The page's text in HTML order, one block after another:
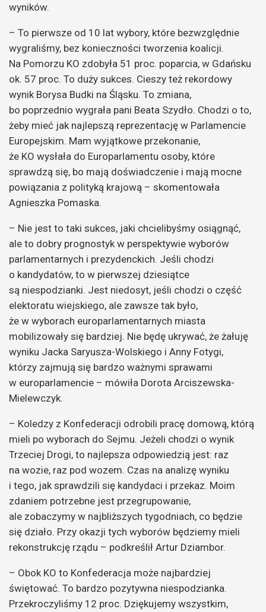
wyników.
– To pierwsze od 10 lat wybory, które bezwzględnie
wygraliśmy, bez konieczności tworzenia koalicji.
Na Pomorzu KO zdobyła 51 proc. poparcia, w Gdańsku
ok. 57 proc. To duży sukces. Cieszy też rekordowy
wynik Borysa Budki na Śląsku. To zmiana,
bo poprzednio wygrała pani Beata Szydło. Chodzi o to,
żeby mieć jak najlepszą reprezentację w Parlamencie
Europejskim. Mam wyjątkowe przekonanie,
że KO wysłała do Europarlamentu osoby, które
sprawdzą się, bo mają doświadczenie i mają mocne
powiązania z polityką krajową – skomentowała
Agnieszka Pomaska.
– Nie jest to taki sukces, jaki chcielibyśmy osiągnąć,
ale to dobry prognostyk w perspektywie wyborów
parlamentarnych i prezydenckich. Jeśli chodzi
o kandydatów, to w pierwszej dziesiątce
są niespodzianki. Jest niedosyt, jeśli chodzi o część
elektoratu wiejskiego, ale zawsze tak było,
że w wyborach europarlamentarnych miasta
mobilizowały się bardziej. Nie będę ukrywać, że żałuję
wyniku Jacka Saryusza-Wolskiego i Anny Fotygi,
którzy zajmują się bardzo ważnymi sprawami
w europarlamencie – mówiła Dorota Arciszewska-
Mielewczyk.
– Koledzy z Konfederacji odrobili pracę domową, którą
mieli po wyborach do Sejmu. Jeżeli chodzi o wynik
Trzeciej Drogi, to najlepsza odpowiedzią jest: raz
na wozie, raz pod wozem. Czas na analizę wyniku
i tego, jak sprawdzili się kandydaci i przekaz. Moim
zdaniem potrzebne jest przegrupowanie,
ale zobaczymy w najbliższych tygodniach, co będzie
się działo. Przy okazji tych wyborów będziemy mieli
rekonstrukcję rządu – podkreślił Artur Dziambor.
– Obok KO to Konfederacja może najbardziej
świętować. To bardzo pozytywna niespodzianka.
Przekroczyliśmy 12 proc. Dziękujemy wszystkim,